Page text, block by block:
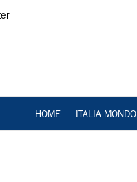
HOME ITALIA MONDO